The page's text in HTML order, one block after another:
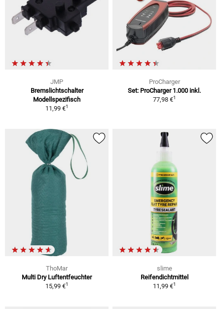
JMP
Bremslichtschalter
Modellspezifisch
11,99 €1
ProCharger
Set: ProCharger 1.000 inkl.
77,98 €1
ThoMar
Multi Dry Luftentfeuchter
15,99 €1
slime
Reifendichtmittel
11,99 €1